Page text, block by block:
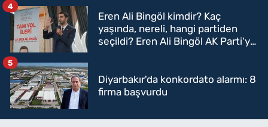
Eren Ali Bingöl kimdir? Kaç
yaşında, nereli, hangi partiden
seçildi? Eren Ali Bingöl AK Parti'ye
4
Diyarbakır'da konkordato alarmı: 8
firma başvurdu
5